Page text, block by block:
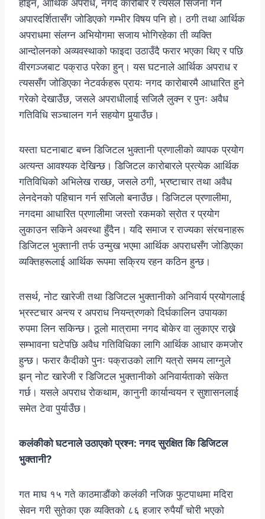
होइन, आर्थिक अपराध, नगद कारोबार र त्यसले सिर्जना गर्ने
अपारदर्शितासँग जोडिएको गम्भीर विषय पनि हो। ठगी तथा आर्थिक
अपराधमा संलग्न अभियोगमा सजाय भोगिरहेका ती व्यक्ति
आन्दोलनको अव्यवस्थाको फाइदा उठाउँदै फरार भएका थिए र पछि
वीरगञ्जबाट पक्राउ परेका हुन्। यस घटनाले आर्थिक अपराध र
त्यससँग जोडिएका नेटवर्कहरू प्रायः नगद कारोबारमै आधारित हुने
गरेको देखाउँछ, जसले अपराधीलाई सजिलै लुक्न र पुनः अवैध
गतिविधि सञ्चालन गर्न सहयोग पुर्‍याउँछ।
यस्ता घटनाबाट बच्न डिजिटल भुक्तानी प्रणालीको व्यापक प्रयोग
अत्यन्त आवश्यक देखिन्छ। डिजिटल कारोबारले प्रत्येक आर्थिक
गतिविधिको अभिलेख राख्छ, जसले ठगी, भ्रष्टाचार तथा अवैध
लेनदेनको पहिचान गर्न सजिलो बनाउँछ। डिजिटल प्रणालीमा,
नगदमा आधारित प्रणालीमा जस्तो रकमको स्रोत र प्रयोग
लुकाउन सकिने अवस्था हुँदैन। यदि समाज र राज्यका संरचनाहरू
डिजिटल भुक्तानी तर्फ उन्मुख भएमा आर्थिक अपराधसँग जोडिएका
व्यक्तिहरूलाई आर्थिक रूपमा सक्रिय रहन कठिन हुन्छ।
तसर्थ, नोट खारेजी तथा डिजिटल भुक्तानीको अनिवार्य प्रयोगलाई
भ्रस्टचार अन्त्य र अपराध नियन्त्रणको दिर्घकालिन उपायका
रुपमा लिन सकिन्छ। ठूलो मात्रामा नगद बोकेर वा लुकाएर राख्ने
सम्भावना घटेपछि अवैध गतिविधिका लागि आर्थिक आधार कमजोर
हुन्छ। फरार कैदीको पुनः पक्राउको लागि यत्रो समय लाग्नुले
झन् नोट खारेजी र डिजिटल भुक्तानीको अनिवार्यताको संकेत
गर्छ। यसले अपराध रोकथाम, कानुनी कार्यान्वयन र सुशासनलाई
समेत टेवा पुर्याउँछ।
कलंकीको घटनाले उठाएको प्रश्न: नगद सुरक्षित कि डिजिटल
भुक्तानी?
गत माघ १५ गते काठमाडौंको कलंकी नजिक फुटपाथमा मदिरा
सेवन गरी सुतेका एक व्यक्तिको ८६ हजार रुपैयाँ चोरी भएको